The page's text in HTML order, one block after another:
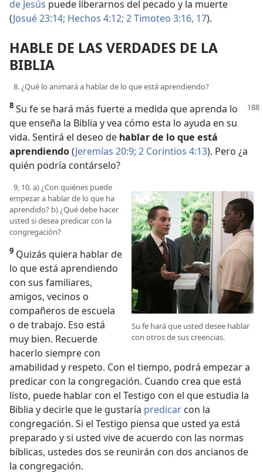
de Jesús puede liberarnos del pecado y la muerte
(Josué 23:14; Hechos 4:12; 2 Timoteo 3:16, 17).
HABLE DE LAS VERDADES DE LA
BIBLIA
8. ¿Qué lo animará a hablar de lo que está aprendiendo?
8 Su fe se hará más fuerte a medida que aprenda lo
que enseña la Biblia y vea cómo esta lo ayuda en su
vida. Sentirá el deseo de hablar de lo que está
aprendiendo(Jeremías 20:9; 2 Corintios 4:13). Pero ¿a
quién podría contárselo?
Su fe hará que usted desee hablar
con otros de sus creencias.
9, 10. a) ¿Con quiénes puede
empezar a hablar de lo que ha
aprendido? b) ¿Qué debe hacer
usted si desea predicar con la
congregación?
9 Quizás quiera hablar de
lo que está aprendiendo
con sus familiares,
amigos, vecinos o
compañeros de escuela
o de trabajo. Eso está
muy bien. Recuerde
hacerlo siempre con
amabilidad y respeto. Con el tiempo, podrá empezar a
predicar con la congregación. Cuando crea que está
listo, puede hablar con el Testigo con el que estudia la
Biblia y decirle que le gustaría predicar con la
congregación. Si el Testigo piensa que usted ya está
preparado y si usted vive de acuerdo con las normas
bíblicas, ustedes dos se reunirán con dos ancianos de
la congregación.